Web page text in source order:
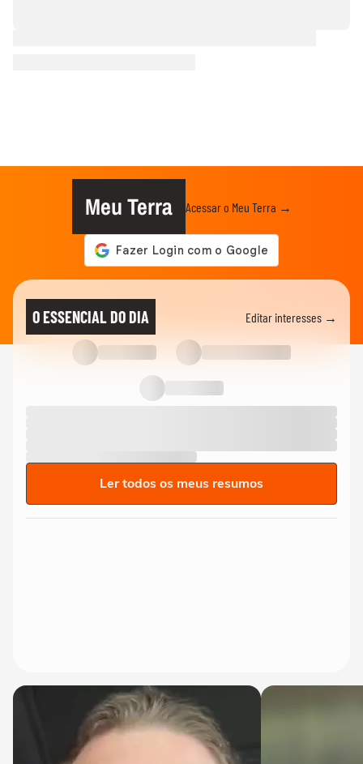
Meu Terra Acessar o Meu Terra →
O ESSENCIAL DO DIA Editar interesses →
Ler todos os meus resumos